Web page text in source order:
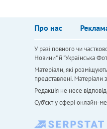
Про нас
У разі повного чи
Новини" й "Українська
Матеріали, які
представлені.
Редакція не несе
Cуб'єкт у сфері онлайн-